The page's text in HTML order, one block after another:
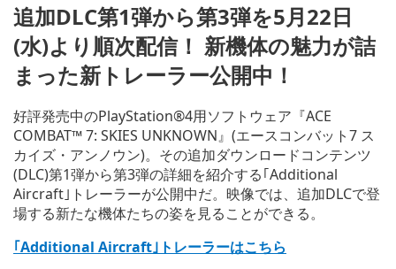
追加DLC第1弾から第3弾を5月22日
(水)より順次配信！ 新機体の魅力が詰
まった新トレーラー公開中！
好評発売中のPlayStation®4用ソフトウェア『ACE
COMBAT™ 7: SKIES UNKNOWN』(エースコンバット7 ス
カイズ・アンノウン)。その追加ダウンロードコンテンツ
(DLC)第1弾から第3弾の詳細を紹介する｢Additional
Aircraft｣トレーラーが公開中だ。映像では、追加DLCで登
場する新たな機体たちの姿を見ることができる。
｢Additional Aircraft｣トレーラーはこちら